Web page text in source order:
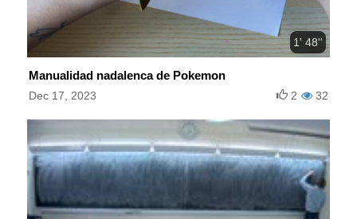
1' 48''
Manualidad nadalenca de Pokemon
Dec 17, 2023 32
2